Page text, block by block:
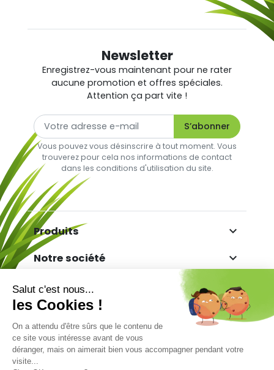
Newsletter
Enregistrez-vous maintenant pour ne rater
aucune promotion et offres spéciales.
Attention ça part vite !
Vous pouvez vous désinscrire à tout moment. Vous
trouverez pour cela nos informations de contact
dans les conditions d'utilisation du site.
Produits 
Notre société 
Votre compte 
Informations 
Marchand approuvé par la Société des Avis
Garantis,cliquez ici pour vérifier.